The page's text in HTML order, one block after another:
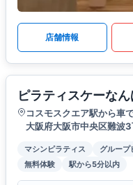
店舗情報
ピラティスケーな
コスモスクエア駅から車
大阪府大阪市中央区難波
マシンピラティス グループ
無料体験
駅から5分以内